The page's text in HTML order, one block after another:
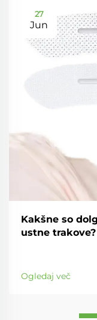
27
Jun
Kakšne so
ustne trakove?
Ogledaj več